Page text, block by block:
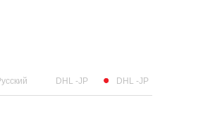
DHL -JP DHL -JP